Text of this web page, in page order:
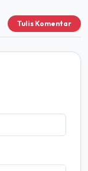
Tulis Komentar